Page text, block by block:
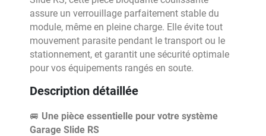
assure un verrouillage parfaitement stable du
module, même en pleine charge. Elle évite tout
mouvement parasite pendant le transport ou le
stationnement, et garantit une sécurité optimale
pour vos équipements rangés en soute.
Description détaillée
🚐 Une pièce essentielle pour votre système
Garage Slide RS